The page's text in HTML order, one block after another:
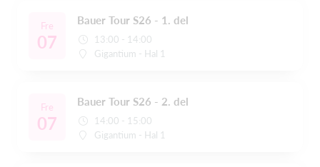
Fre
07
Bauer Tour S26 - 1. del
13:00 - 14:00
Gigantium - Hal 1
Fre
07
Bauer Tour S26 - 2. del
14:00 - 15:00
Gigantium - Hal 1